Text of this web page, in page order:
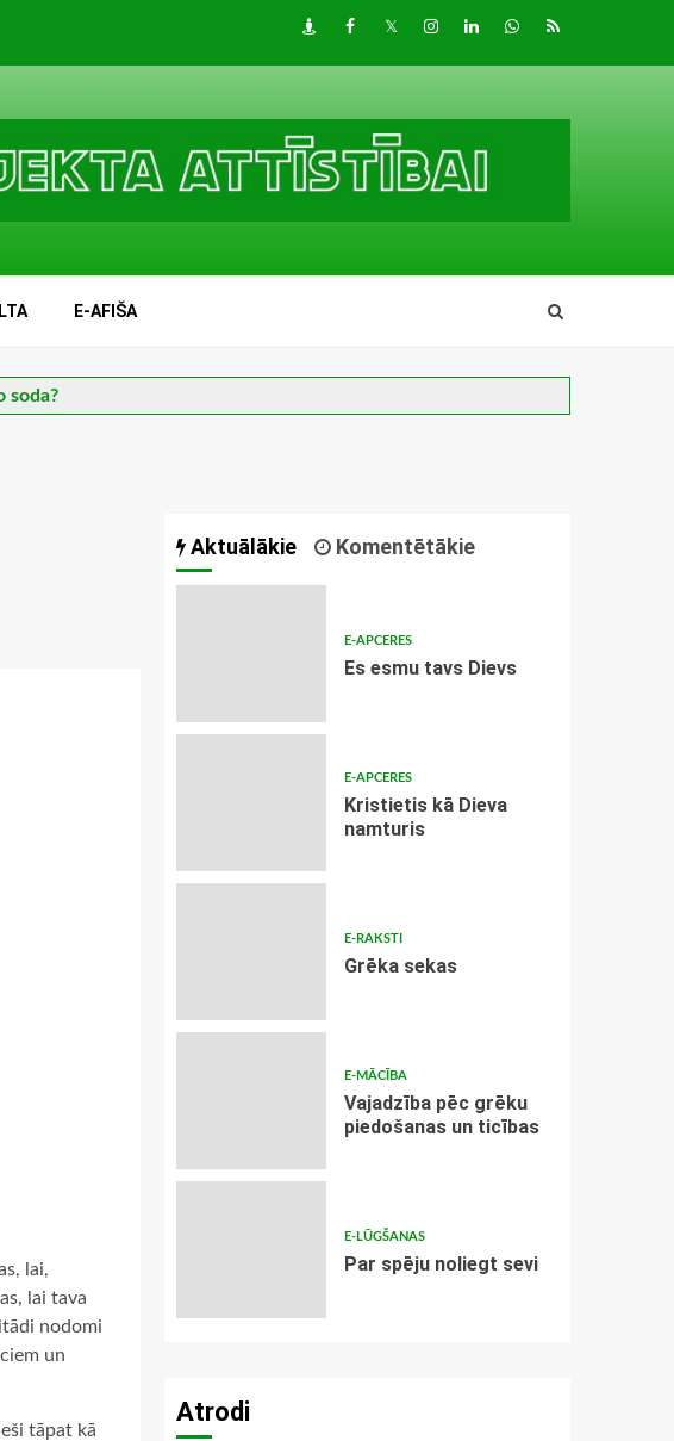
DraugiemFacebook
TwitterInstagram
LinkedInwhatsapp
RSS
E-AFIŠA
soda?
lai,
lai tava
nodomi
un
tāpat kā
Aktuālākie Komentētākie
E-APCERES
Es esmu tavs Dievs
E-APCERES
Kristietis kā Dieva
namturis
E-RAKSTI
Grēka sekas
E-MĀCĪBA
Vajadzība pēc grēku
piedošanas un ticības
E-LŪGŠANAS
Par spēju noliegt sevi
Atrodi